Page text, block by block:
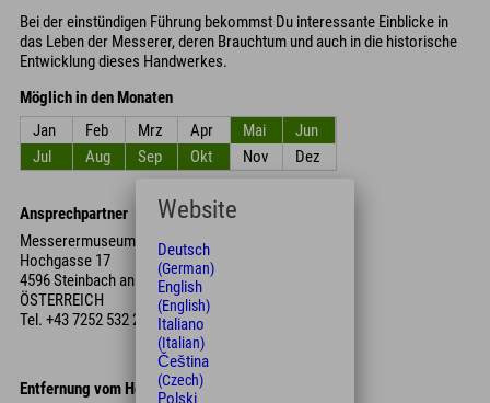
Bei der einstündigen Führung bekommst Du interessante Einblicke in
das Leben der Messerer, deren Brauchtum und auch in die historische
Entwicklung dieses Handwerkes.
Möglich in den Monaten
Jan
Feb Mrz Apr Mai
Jun
Jul
Aug Sep Okt Nov Dez
Ansprechpartner
Messerermuseum Steinbach an der Steyr
Hochgasse 17
4596 Steinbach an der Steyr
ÖSTERREICH
Tel. +43 7252 532 29 41
Entfernung vom Hotel
Website
Deutsch
(German)
English
(English)
Italiano
(Italian)
Čeština
(Czech)
Polski